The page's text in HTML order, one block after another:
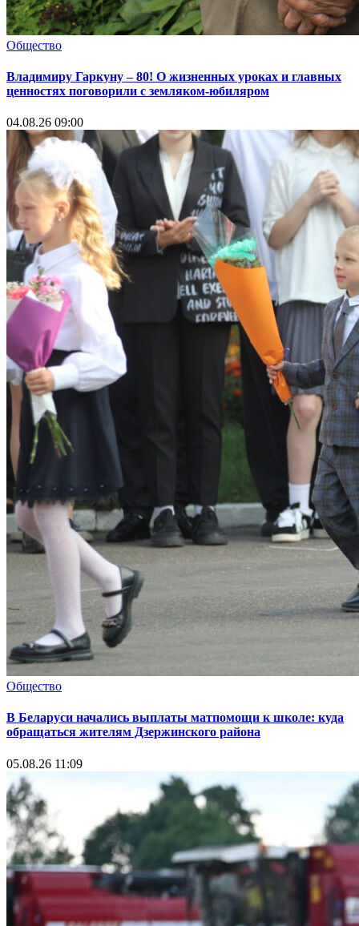
Общество
Владимиру Гаркуну – 80! О жизненных уроках и главных
ценностях поговорили с земляком-юбиляром
04.08.26 09:00
Общество
В Беларуси начались выплаты матпомощи к школе: куда
обращаться жителям Дзержинского района
05.08.26 11:09